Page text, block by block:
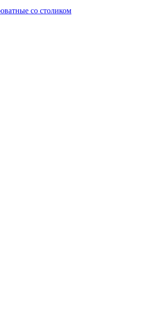
со столиком